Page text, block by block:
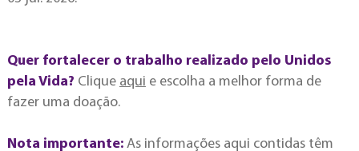
Quer fortalecer o trabalho realizado pelo Unidos
pela Vida? Clique aqui e escolha a melhor forma de
fazer uma doação.
Nota importante:As informações aqui contidas têm